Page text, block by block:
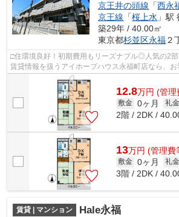
京王井の頭線 「西永
京王線 「桜上水 」駅
築29年 / 40.00㎡
東京都杉並区永福２
□住環境良好！初期費用もリーズナブル◎人気の2
賃貸情報を扱うアイホープハウス永福町店なら、
きっと見つかります。お電話03-3327-777...
12.8万円 (管理
敷金 0ヶ月 礼金
2階 / 2DK /
13万円 (管理費
敷金 0ヶ月 礼金
3階 / 2DK /
賃貸 | マンション Hale永福